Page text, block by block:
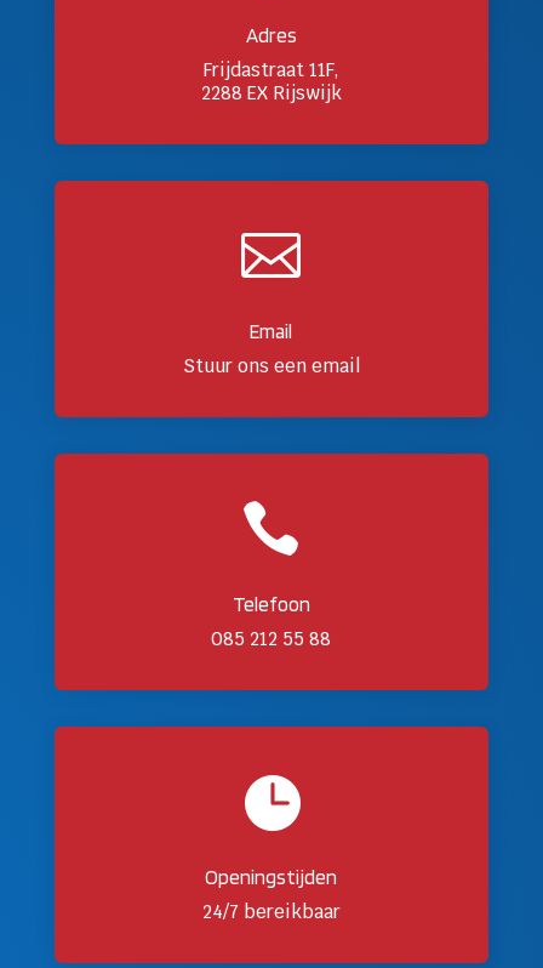
Adres
Frijdastraat 11F,
2288 EX Rijswijk

Email
Stuur ons een email

Telefoon
085 212 55 88

Openingstijden
24/7 bereikbaar